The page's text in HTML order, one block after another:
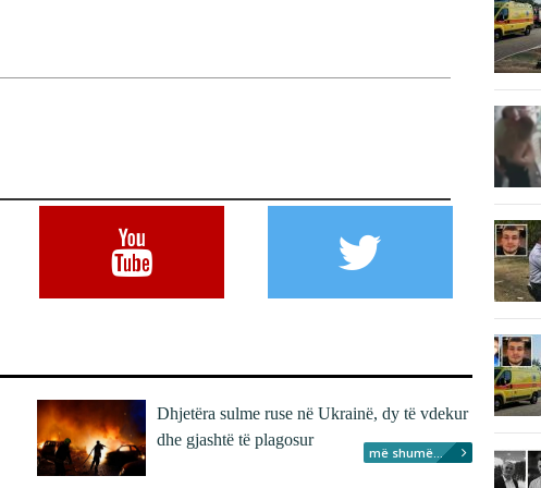
Dhjetëra sulme ruse në Ukrainë, dy të vdekur
dhe gjashtë të plagosur
më shumë...